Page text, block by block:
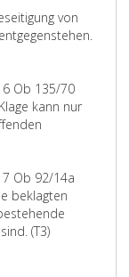
von
6 Ob 135/70
kann nur
Ob 92/14a
beklagten
(T3)